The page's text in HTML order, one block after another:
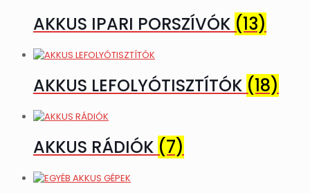
AKKUS IPARI PORSZÍVÓK (13)
AKKUS LEFOLYÓTISZTÍTÓK (18)
AKKUS RÁDIÓK (7)